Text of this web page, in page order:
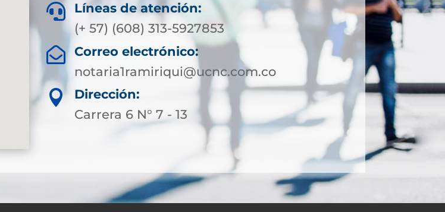

Líneas de atención:
(+ 57) (608) 313-5927853

Correo electrónico:
notaria1ramiriqui@ucnc.com.co

Dirección:
Carrera 6 N° 7 - 13